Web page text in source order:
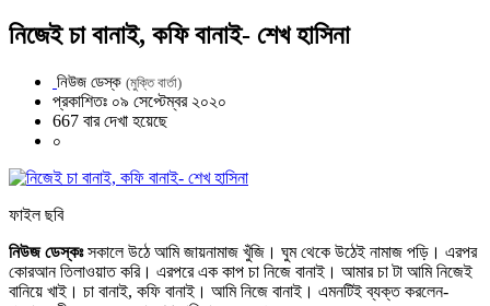
নিজেই চা বানাই, কফি বানাই- শেখ হাসিনা
নিউজ ডেস্ক (মুক্তি বার্তা)
প্রকাশিতঃ ০৯ সেপ্টেম্বর ২০২০
667 বার দেখা হয়েছে
০
ফাইল ছবি
নিউজ ডেস্কঃসকালে উঠে আমি জায়নামাজ খুঁজি। ঘুম থেকে উঠেই নামাজ পড়ি। এরপর
কোরআন তিলাওয়াত করি। এরপরে এক কাপ চা নিজে বানাই। আমার চা টা আমি নিজেই
বানিয়ে খাই। চা বানাই, কফি বানাই। আমি নিজে বানাই। এমনটিই ব্যক্ত করলেন-